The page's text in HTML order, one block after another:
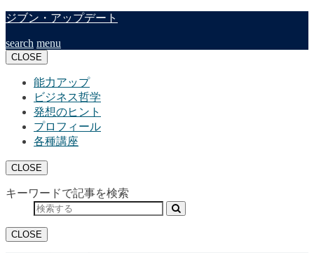
ジブン・アップデート
search menu
CLOSE
能力アップ
ビジネス哲学
発想のヒント
プロフィール
各種講座
CLOSE
キーワードで記事を検索
CLOSE